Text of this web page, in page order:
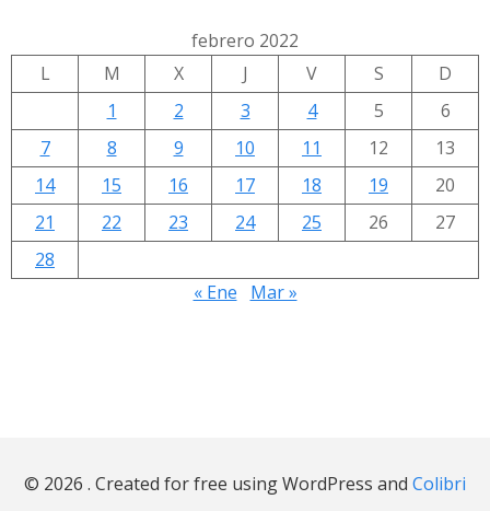
febrero 2022
L
M X J V S
D
1
2 3 4 5
6
7
8 9 10 11 12
13
14
15 16 17 18 19
20
21
22 23 24 25 26
27
28
« Ene
Mar »
© 2026 . Created for free using WordPress and Colibri